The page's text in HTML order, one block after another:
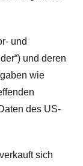
und
und deren
wie
des US-
sich